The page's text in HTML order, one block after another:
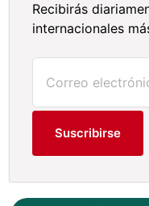
Recibirás
internacionales
Suscribirse